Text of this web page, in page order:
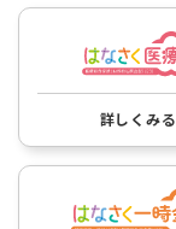
詳しくみる